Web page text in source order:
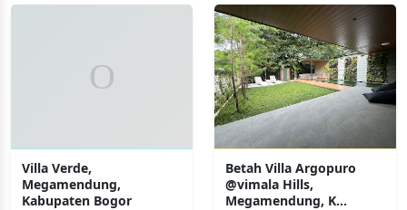
Villa Verde,
Megamendung,
Kabupaten Bogor
Betah Villa Argopuro
@vimala Hills,
Megamendung, K...